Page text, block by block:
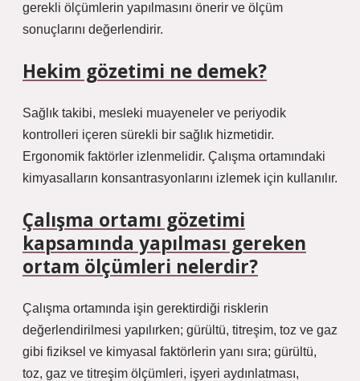
gerekli ölçümlerin yapılmasını önerir ve ölçüm
sonuçlarını değerlendirir.
Hekim gözetimi ne demek?
Sağlık takibi, mesleki muayeneler ve periyodik
kontrolleri içeren sürekli bir sağlık hizmetidir.
Ergonomik faktörler izlenmelidir. Çalışma ortamındaki
kimyasalların konsantrasyonlarını izlemek için kullanılır.
Çalışma ortamı gözetimi
kapsamında yapılması gereken
ortam ölçümleri nelerdir?
Çalışma ortamında işin gerektirdiği risklerin
değerlendirilmesi yapılırken; gürültü, titreşim, toz ve gaz
gibi fiziksel ve kimyasal faktörlerin yanı sıra; gürültü,
toz, gaz ve titreşim ölçümleri, işyeri aydınlatması,